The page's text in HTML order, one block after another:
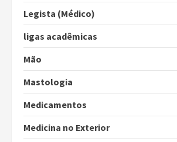
Legista (Médico)
ligas acadêmicas
Mão
Mastologia
Medicamentos
Medicina no Exterior